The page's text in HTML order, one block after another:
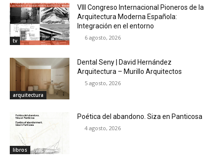
tv
VIII Congreso Internacional Pioneros de la
Arquitectura Moderna Española:
Integración en el entorno
6 agosto, 2026
arquitectura
Dental Seny | David Hernández
Arquitectura – Murillo Arquitectos
5 agosto, 2026
libros
Poética del abandono. Siza en Panticosa
4 agosto, 2026